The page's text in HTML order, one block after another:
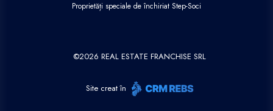
Proprietăți speciale de închiriat Step-Soci
©2026 REAL ESTATE FRANCHISE SRL
Site creat în